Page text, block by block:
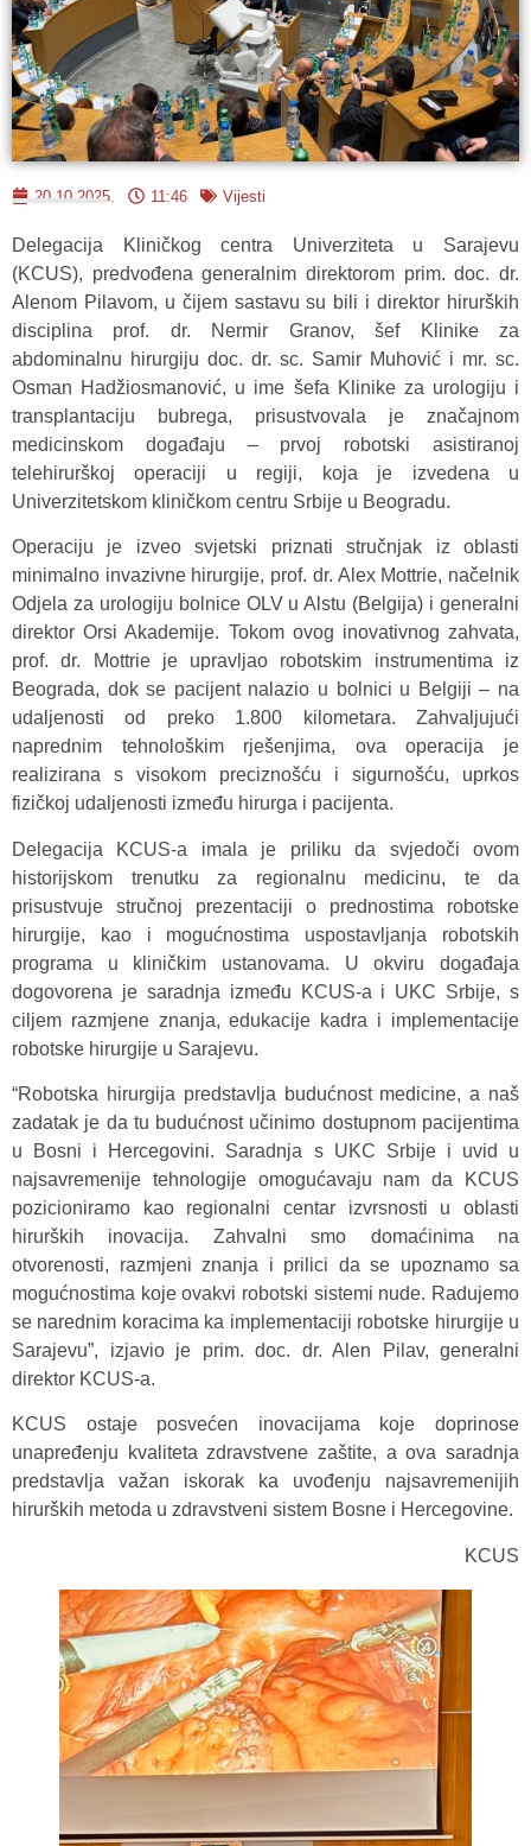
20.10.2025. 11:46 Vijesti
Delegacija Kliničkog centra Univerziteta u Sarajevu
(KCUS), predvođena generalnim direktorom prim. doc. dr.
Alenom Pilavom, u čijem sastavu su bili i direktor hirurških
disciplina prof. dr. Nermir Granov, šef Klinike za
abdominalnu hirurgiju doc. dr. sc. Samir Muhović i mr. sc.
Osman Hadžiosmanović, u ime šefa Klinike za urologiju i
transplantaciju bubrega, prisustvovala je značajnom
medicinskom događaju – prvoj robotski asistiranoj
telehirurškoj operaciji u regiji, koja je izvedena u
Univerzitetskom kliničkom centru Srbije u Beogradu.
Operaciju je izveo svjetski priznati stručnjak iz oblasti
minimalno invazivne hirurgije, prof. dr. Alex Mottrie, načelnik
Odjela za urologiju bolnice OLV u Alstu (Belgija) i generalni
direktor Orsi Akademije. Tokom ovog inovativnog zahvata,
prof. dr. Mottrie je upravljao robotskim instrumentima iz
Beograda, dok se pacijent nalazio u bolnici u Belgiji – na
udaljenosti od preko 1.800 kilometara. Zahvaljujući
naprednim tehnološkim rješenjima, ova operacija je
realizirana s visokom preciznošću i sigurnošću, uprkos
fizičkoj udaljenosti između hirurga i pacijenta.
Delegacija KCUS-a imala je priliku da svjedoči ovom
historijskom trenutku za regionalnu medicinu, te da
prisustvuje stručnoj prezentaciji o prednostima robotske
hirurgije, kao i mogućnostima uspostavljanja robotskih
programa u kliničkim ustanovama. U okviru događaja
dogovorena je saradnja između KCUS-a i UKC Srbije, s
ciljem razmjene znanja, edukacije kadra i implementacije
robotske hirurgije u Sarajevu.
“Robotska hirurgija predstavlja budućnost medicine, a naš
zadatak je da tu budućnost učinimo dostupnom pacijentima
u Bosni i Hercegovini. Saradnja s UKC Srbije i uvid u
najsavremenije tehnologije omogućavaju nam da KCUS
pozicioniramo kao regionalni centar izvrsnosti u oblasti
hirurških inovacija. Zahvalni smo domaćinima na
otvorenosti, razmjeni znanja i prilici da se upoznamo sa
mogućnostima koje ovakvi robotski sistemi nude. Radujemo
se narednim koracima ka implementaciji robotske hirurgije u
Sarajevu”, izjavio je prim. doc. dr. Alen Pilav, generalni
direktor KCUS-a.
KCUS ostaje posvećen inovacijama koje doprinose
unapređenju kvaliteta zdravstvene zaštite, a ova saradnja
predstavlja važan iskorak ka uvođenju najsavremenijih
hirurških metoda u zdravstveni sistem Bosne i Hercegovine.
KCUS